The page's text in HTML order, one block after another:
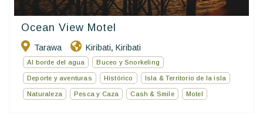
Ocean View Motel
Tarawa Kiribati, Kiribati
Al borde del agua Buceo y Snorkeling
Deporte y aventuras Histórico Isla & Territorio de la isla
Naturaleza Pesca y Caza Cash & Smile Motel